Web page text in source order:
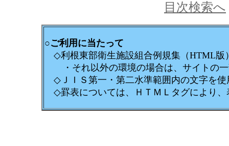
目次検索へ
○ご利用に当たって
◇利根東部衛生施設組合例規集（HTML版
・それ以外の環境の場合は、サイトの一
◇ＪＩＳ第一・第二水準範囲内の文字を使
◇罫表については、ＨＴＭＬタグにより、